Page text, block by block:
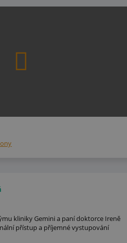
kliniky Gemini a paní doktorce Ireně
přístup a příjemné vystupování